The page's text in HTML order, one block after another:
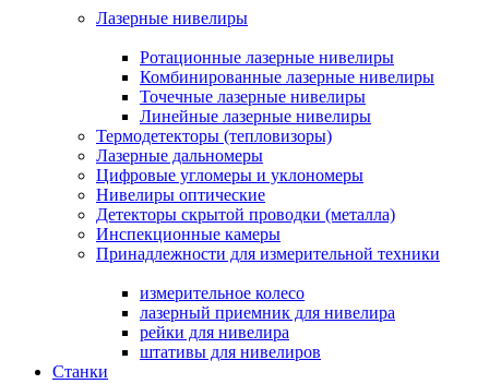
Лазерные нивелиры
Ротационные лазерные нивелиры
Комбинированные лазерные нивелиры
Точечные лазерные нивелиры
Линейные лазерные нивелиры
Термодетекторы (тепловизоры)
Лазерные дальномеры
Цифровые угломеры и уклономеры
Нивелиры оптические
Детекторы скрытой проводки (металла)
Инспекционные камеры
Принадлежности для измерительной техники
измерительное колесо
лазерный приемник для нивелира
рейки для нивелира
штативы для нивелиров
Станки